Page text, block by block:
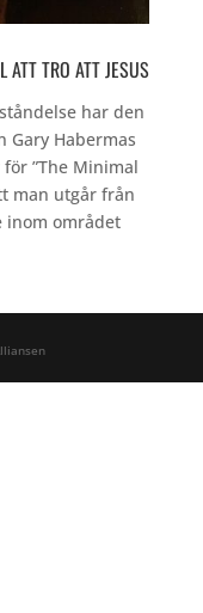
ATT TRO ATT JESUS
har den
Gary Habermas
”The Minimal
man utgår från
inom området